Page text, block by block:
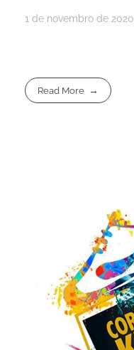
1 de novembro de 2020
Read More